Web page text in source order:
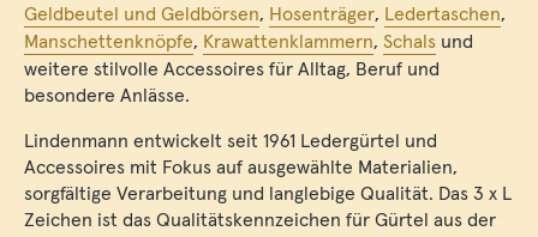
Geldbeutel und Geldbörsen, Hosenträger, Ledertaschen,
Manschettenknöpfe, Krawattenklammern, Schals und
weitere stilvolle Accessoires für Alltag, Beruf und
besondere Anlässe.
Lindenmann entwickelt seit 1961 Ledergürtel und
Accessoires mit Fokus auf ausgewählte Materialien,
sorgfältige Verarbeitung und langlebige Qualität. Das 3 x L
Zeichen ist das Qualitätskennzeichen für Gürtel aus der